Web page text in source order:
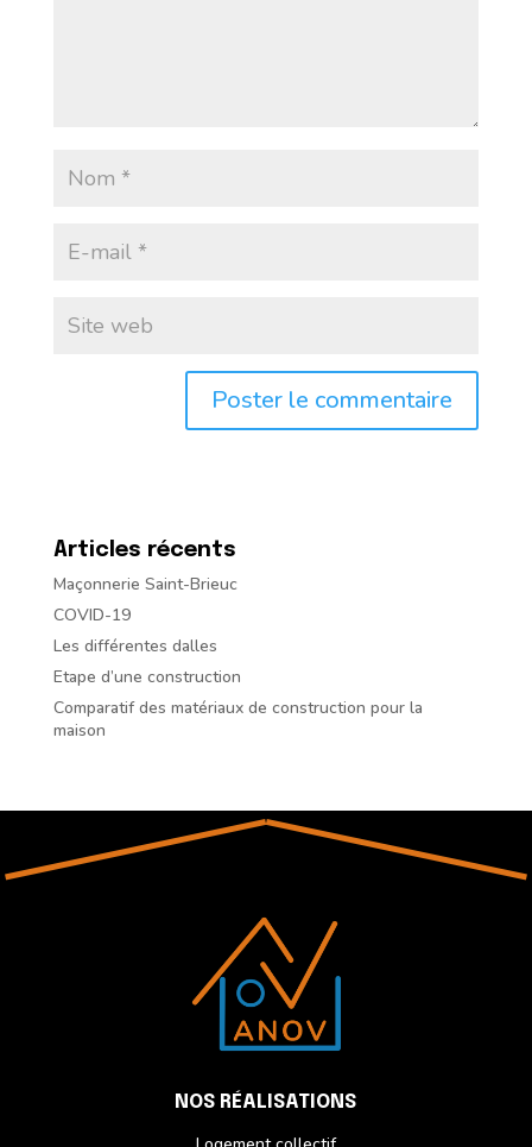
Articles récents
Maçonnerie Saint-Brieuc
COVID-19
Les différentes dalles
Etape d’une construction
Comparatif des matériaux de construction pour la
maison
NOS RÉALISATIONS